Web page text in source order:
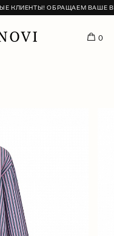
КЛИЕНТЫ! ОБРАЩАЕМ ВАШЕ
0